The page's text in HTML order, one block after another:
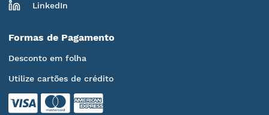
LinkedIn
Formas de Pagamento
Desconto em folha
Utilize cartões de crédito